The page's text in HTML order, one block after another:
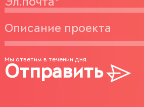
Мы ответим в течении дня.
Отправить